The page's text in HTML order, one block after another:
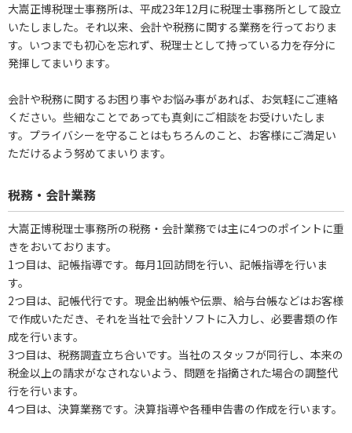
大嵩正博税理士事務所は、平成23年12月に税理士事務所として設立
いたしました。それ以来、会計や税務に関する業務を行っておりま
す。いつまでも初心を忘れず、税理士として持っている力を存分に
発揮してまいります。
会計や税務に関するお困り事やお悩み事があれば、お気軽にご連絡
ください。些細なことであっても真剣にご相談をお受けいたしま
す。プライバシーを守ることはもちろんのこと、お客様にご満足い
ただけるよう努めてまいります。
税務・会計業務
大嵩正博税理士事務所の税務・会計業務では主に4つのポイントに重
きをおいております。
1つ目は、記帳指導です。毎月1回訪問を行い、記帳指導を行いま
す。
2つ目は、記帳代行です。現金出納帳や伝票、給与台帳などはお客様
で作成いただき、それを当社で会計ソフトに入力し、必要書類の作
成を行います。
3つ目は、税務調査立ち合いです。当社のスタッフが同行し、本来の
税金以上の請求がなされないよう、問題を指摘された場合の調整代
行を行います。
4つ目は、決算業務です。決算指導や各種申告書の作成を行います。